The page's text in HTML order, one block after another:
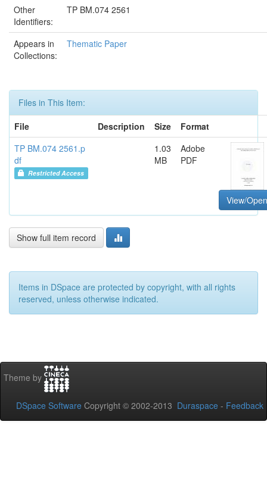
Other
Identifiers:
TP BM.074 2561
Appears in
Collections:
Thematic Paper
Files in This Item:
File
Description Size
Format
TP BM.074 2561.p
df
Restricted Access
1.03
MB
Adobe
PDF
View/Open
Show full item record
Items in DSpace are protected by copyright, with all rights
reserved, unless otherwise indicated.
Theme by
DSpace Software Copyright © 2002-2013 Duraspace - Feedback